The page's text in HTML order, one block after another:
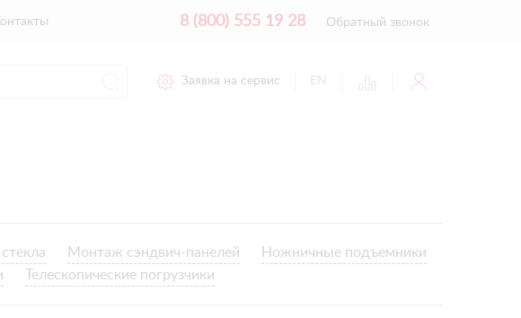
8 (800) 555 19 28 Обратный звонок
Заявка на сервис EN
Монтаж сэндвич-панелей
Ножничные подъемники
Телескопические погрузчики